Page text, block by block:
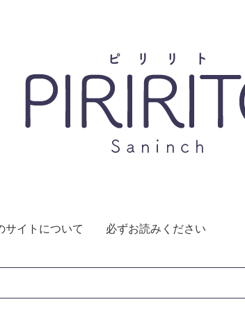
サイトについて 必ずお読みください